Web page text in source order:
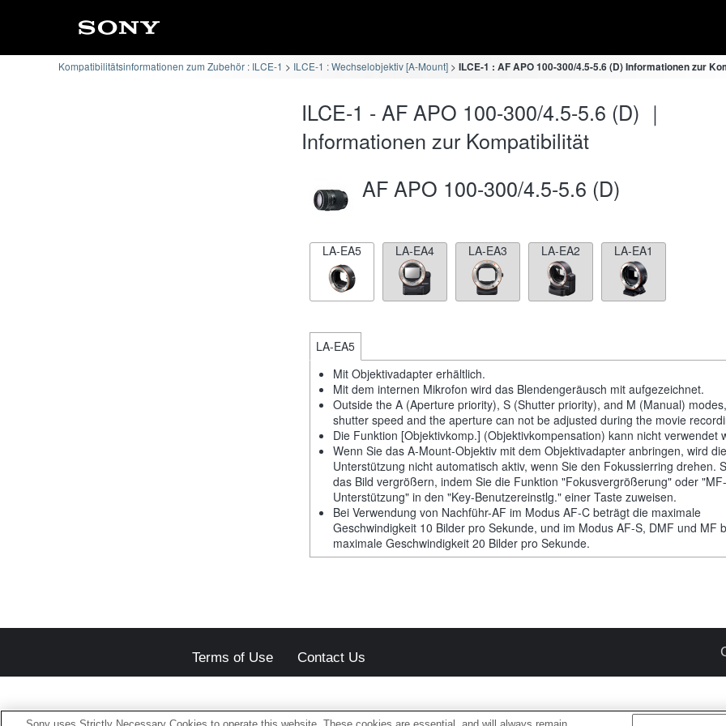
Kompatibilitätsinformationen zum Zubehör : ILCE-1 ILCE-1 : Wechselobjektiv [A-Mount] ILCE-1 : AF APO 100-300/4.5-5.6 (D) Informationen zur
ILCE-1 - AF APO 100-300/4.5-5.6 (D) ｜
Informationen zur Kompatibilität
AF APO 100-300/4.5-5.6 (D)
LA-EA5 LA-EA4 LA-EA3 LA-EA2 LA-EA1
LA-EA5
Mit Objektivadapter erhältlich.
Mit dem internen Mikrofon wird das Blendengeräusch mit aufgezeichnet.
Outside the A (Aperture priority), S (Shutter priority), and M (Manual)
shutter speed and the aperture can not be adjusted during the movie
Die Funktion [Objektivkomp.] (Objektivkompensation) kann nicht verwendet
Wenn Sie das A-Mount-Objektiv mit dem Objektivadapter anbringen, wird
Unterstützung nicht automatisch aktiv, wenn Sie den Fokussierring drehen.
das Bild vergrößern, indem Sie die Funktion "Fokusvergrößerung" oder "MF-
Unterstützung" in den "Key-Benutzereinstlg." einer Taste zuweisen.
Bei Verwendung von Nachführ-AF im Modus AF-C beträgt die maximale
Geschwindigkeit 10 Bilder pro Sekunde, und im Modus AF-S, DMF und MF
maximale Geschwindigkeit 20 Bilder pro Sekunde.
Terms of Use Contact Us